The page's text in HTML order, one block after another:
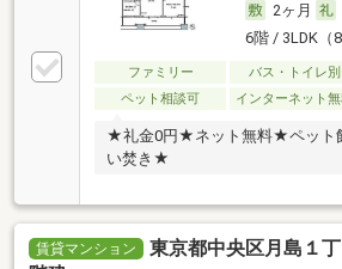
2ヶ月
6階 / 3LDK（
ファミリー バス・トイレ別
ペット相談可
インターネット
★礼金0円★ネット無料★ペット
い焚き★
賃貸マンション
東京都中央区月島１